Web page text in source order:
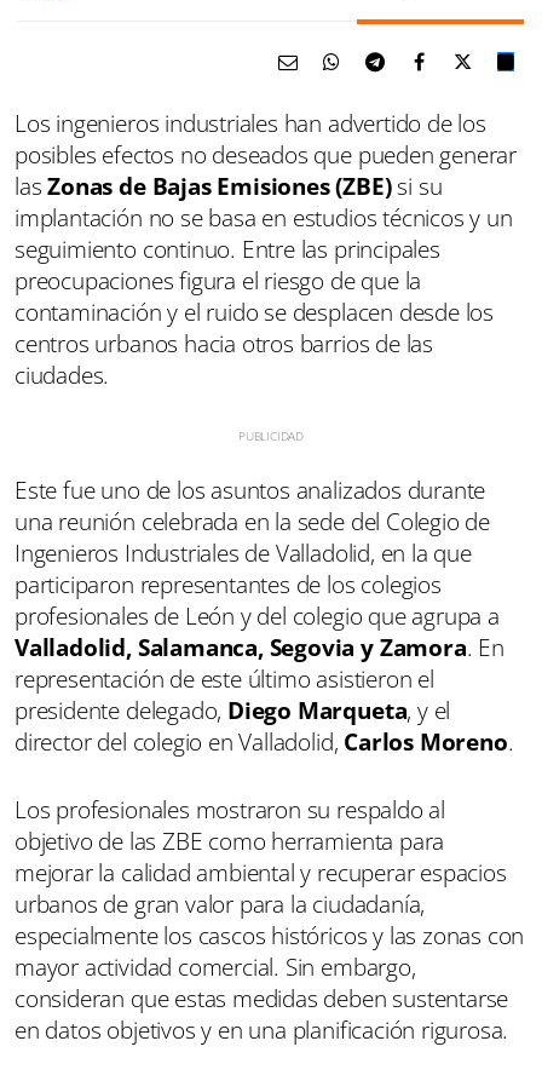
Los ingenieros industriales han advertido de los
posibles efectos no deseados que pueden generar
lasZonas de Bajas Emisiones (ZBE)si su
implantación no se basa en estudios técnicos y un
seguimiento continuo. Entre las principales
preocupaciones figura el riesgo de que la
contaminación y el ruido se desplacen desde los
centros urbanos hacia otros barrios de las
ciudades.
Este fue uno de los asuntos analizados durante
una reunión celebrada en la sede del Colegio de
Ingenieros Industriales de Valladolid, en la que
participaron representantes de los colegios
profesionales de León y del colegio que agrupa a
Valladolid, Salamanca, Segovia y Zamora. En
representación de este último asistieron el
presidente delegado, Diego Marqueta, y el
director del colegio en Valladolid, Carlos Moreno.
Los profesionales mostraron su respaldo al
objetivo de las ZBE como herramienta para
mejorar la calidad ambiental y recuperar espacios
urbanos de gran valor para la ciudadanía,
especialmente los cascos históricos y las zonas con
mayor actividad comercial. Sin embargo,
consideran que estas medidas deben sustentarse
en datos objetivos y en una planificación rigurosa.